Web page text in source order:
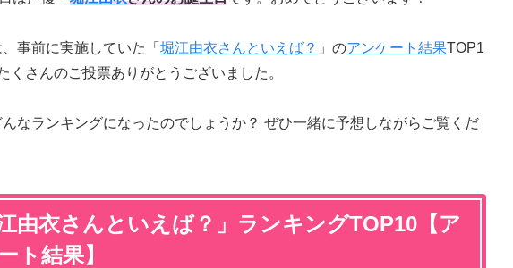
事前に実施していた「 堀江由衣さんといえば？ 」のアンケート結果TOP1
くさんのご投票ありがとうございました。
なランキングになったのでしょうか？ ぜひ一緒に予想しながらご覧くだ
江由衣さんといえば？」ランキングTOP10【ア
ト結果】